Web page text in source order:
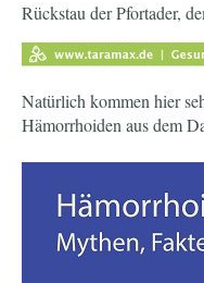
Rückstau der Pfortader,
Natürlich kommen hier
Hämorrhoiden aus dem